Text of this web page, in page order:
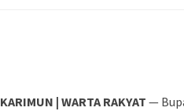
KARIMUN | WARTA RAKYAT —